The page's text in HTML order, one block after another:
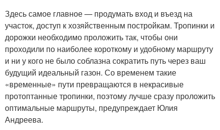
Здесь самое главное — продумать вход и въезд на
участок, доступ к хозяйственным постройкам. Тропинки и
дорожки необходимо проложить так, чтобы они
проходили по наиболее короткому и удобному маршруту
и ни у кого не было соблазна сократить путь через ваш
будущий идеальный газон. Со временем такие
«временные» пути превращаются в некрасивые
протоптанные тропинки, поэтому лучше сразу проложить
оптимальные маршруты, предупреждает Юлия
Андреева.